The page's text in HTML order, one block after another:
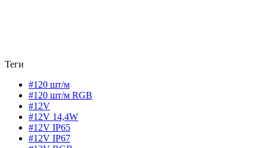
Теги
#120 шт/м
#120 шт/м RGB
#12V
#12V 14,4W
#12V IP65
#12V IP67